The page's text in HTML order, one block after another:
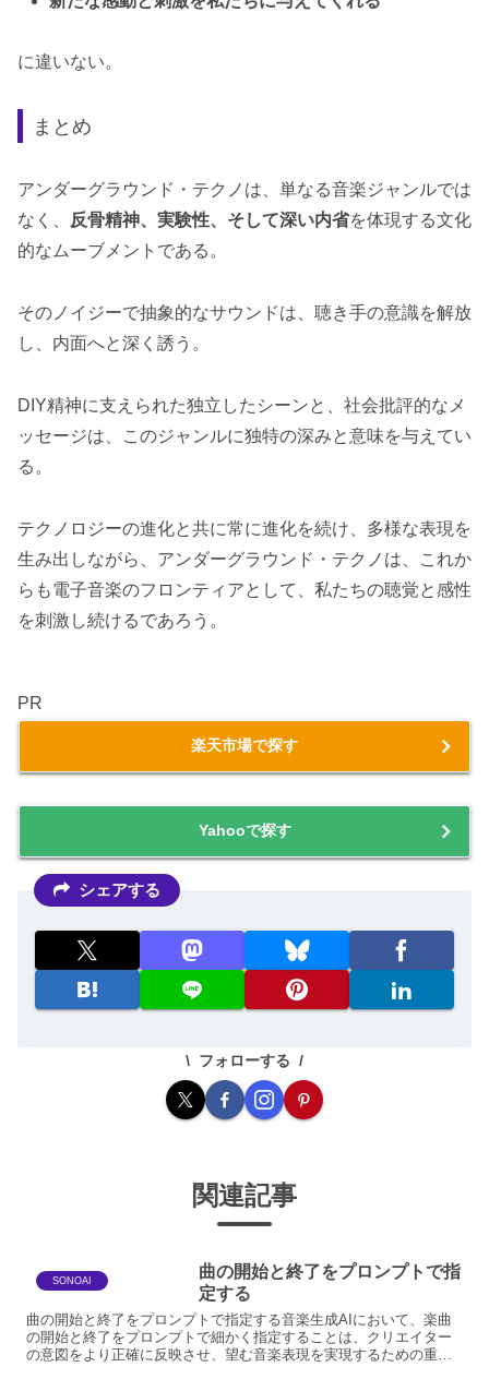
に違いない。
まとめ
アンダーグラウンド・テクノは、単なる音楽ジャンルでは
なく、
反骨精神、実験性、そして深い内省を体現する文化
的なムーブメントである。
そのノイジーで抽象的なサウンドは、聴き手の意識を解放
し、内面へと深く誘う。
DIY精神に支えられた独立したシーンと、社会批評的なメ
ッセージは、このジャンルに独特の深みと意味を与えてい
る。
テクノロジーの進化と共に常に進化を続け、多様な表現を
生み出しながら、アンダーグラウンド・テクノは、これか
らも電子音楽のフロンティアとして、私たちの聴覚と感性
を刺激し続けるであろう。
PR
楽天市場で探す
Yahooで探す
シェアする
フォローする
関連記事
SONOAI
曲の開始と終了をプロンプトで指
定する
曲の開始と終了をプロンプトで指定する音楽生成AIにおいて、楽曲
の開始と終了をプロンプトで細かく指定することは、クリエイター
の意図をより正確に反映させ、望む音楽表現を実現するための重要